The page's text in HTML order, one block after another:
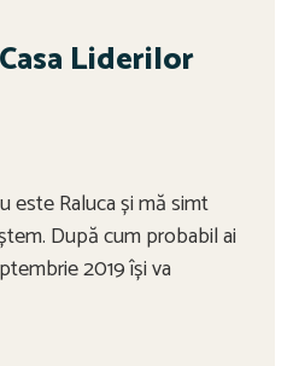
Liderilor
este Raluca și mă simt
După cum probabil ai
2019 își va